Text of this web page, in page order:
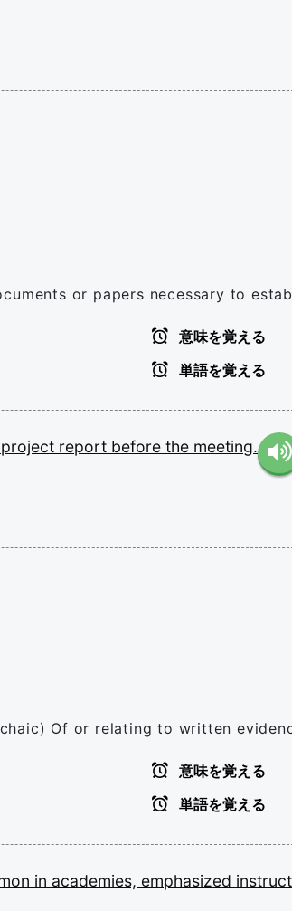
or papers necessary to
意味を覚える
単語を覚える
project report before the meeting.
Of or relating to written
意味を覚える
単語を覚える
in academies, emphasized